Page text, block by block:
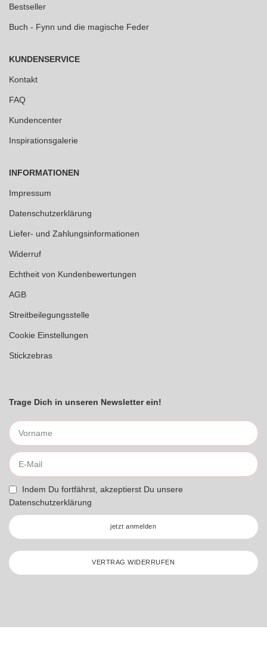
Bestseller
Buch - Fynn und die magische Feder
KUNDENSERVICE
Kontakt
FAQ
Kundencenter
Inspirationsgalerie
INFORMATIONEN
Impressum
Datenschutzerklärung
Liefer- und Zahlungsinformationen
Widerruf
Echtheit von Kundenbewertungen
AGB
Streitbeilegungsstelle
Cookie Einstellungen
Stickzebras
Trage Dich in unseren Newsletter ein!
Indem Du fortfährst, akzeptierst Du unsere
Datenschutzerklärung
jetzt anmelden
VERTRAG WIDERRUFEN